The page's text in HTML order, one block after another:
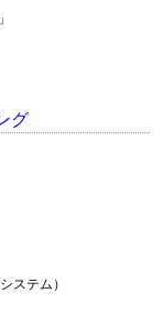
グ
ステム）